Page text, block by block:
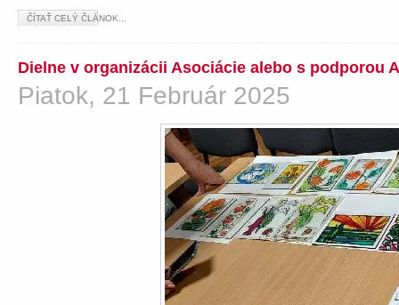
ČÍTAŤ CELÝ ČLÁNOK...
Dielne v organizácii Asociácie alebo s podporou
Piatok, 21 Február 2025